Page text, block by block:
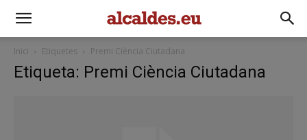
Inici Etiquetes Premi Ciència Ciutadana
Etiqueta: Premi Ciència Ciutadana